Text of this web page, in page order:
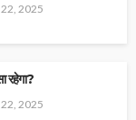
2025
रहेगा?
2025